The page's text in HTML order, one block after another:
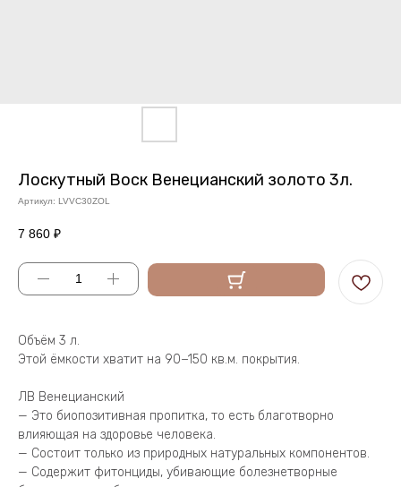
Лоскутный Воск Венецианский золото 3л.
Артикул: LVVC30ZOL
7 860 ₽
Объём 3 л.
Этой ёмкости хватит на 90−150 кв.м. покрытия.
ЛВ Венецианский
— Это биопозитивная пропитка, то есть благотворно
влияющая на здоровье человека.
— Состоит только из природных натуральных компонентов.
— Содержит фитонциды, убивающие болезнетворные